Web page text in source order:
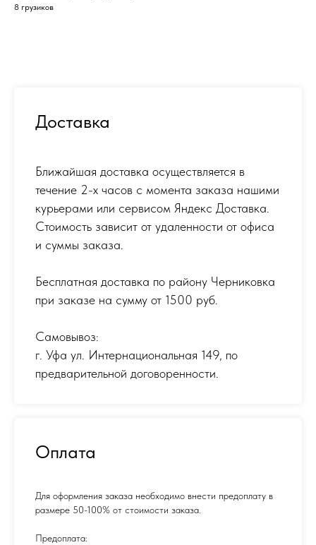
8 грузиков
Доставка
Ближайшая доставка осуществляется в
течение 2-х часов с момента заказа нашими
курьерами или сервисом Яндекс Доставка.
Стоимость зависит от удаленности от офиса
и суммы заказа.
Бесплатная доставка по району Черниковка
при заказе на сумму от 1500 руб.
Самовывоз:
г. Уфа ул. Интернациональная 149, по
предварительной договоренности.
Оплата
Для оформления заказа необходимо внести предоплату в
размере 50-100% от стоимости заказа.
Предоплата: